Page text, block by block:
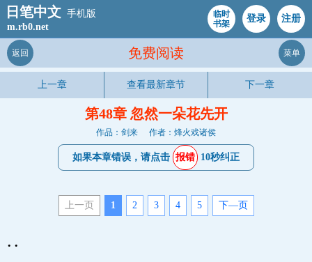
日笔中文 手机版
m.rb0.net
临时
书架
登录 注册
免费阅读
返回 菜单
上一章 查看最新章节 下一章
第48章 忽然一朵花先开
作品：剑来 作者：烽火戏诸侯
如果本章错误，请点击 报错 10秒纠正
上一页 1 2 3 4 5 下—页
..